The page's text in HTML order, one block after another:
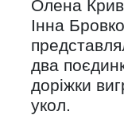
Олена
Інна
два
доріжки
укол.